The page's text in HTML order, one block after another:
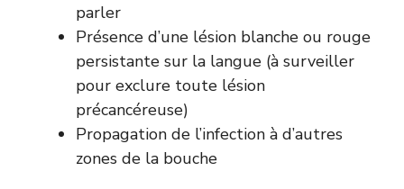
parler
Présence d’une lésion blanche ou rouge
persistante sur la langue (à surveiller
pour exclure toute lésion
précancéreuse)
Propagation de l’infection à d’autres
zones de la bouche